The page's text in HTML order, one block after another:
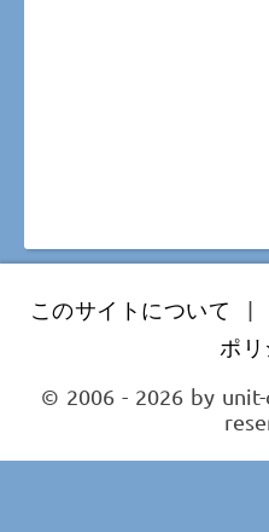
このサイトについて |
ポ
© 2006 - 2026 by